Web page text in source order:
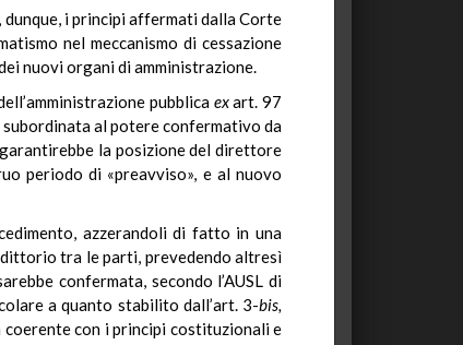
i principi affermati dalla Corte
nel meccanismo di cessazione
nuovi organi di amministrazione.
pubblica exart. 97
subordinata al potere confermativo da
la posizione del direttore
periodo di «preavviso», e al nuovo
azzerandoli di fatto in una
tra le parti, prevedendo altresì
confermata, secondo l’AUSL di
a quanto stabilito dall’art. 3-bis,
coerente con i principi costituzionali e